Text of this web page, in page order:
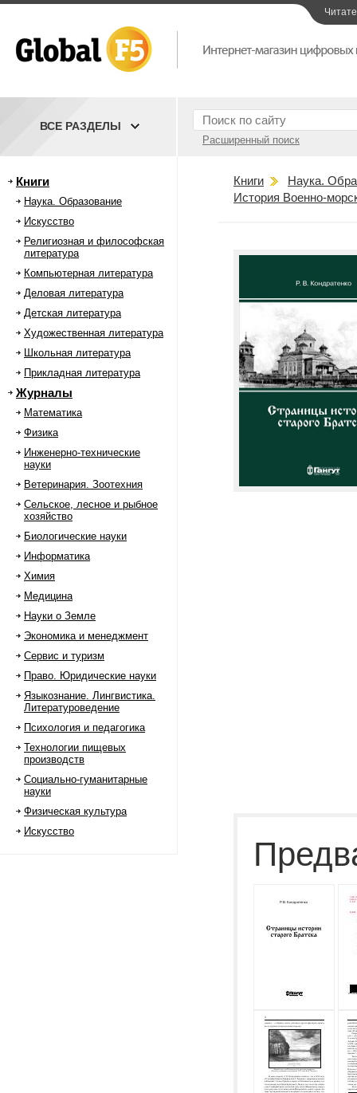
Расширенный поиск
ВСЕ РАЗДЕЛЫ
Книги
Наука. Образование
Искусство
Религиозная и философская
литература
Компьютерная литература
Деловая литература
Детская литература
Художественная литература
Школьная литература
Прикладная литература
Журналы
Математика
Физика
Инженерно-технические
науки
Ветеринария. Зоотехния
Сельское, лесное и рыбное
хозяйство
Биологические науки
Информатика
Химия
Медицина
Науки о Земле
Экономика и менеджмент
Сервис и туризм
Право. Юридические науки
Языкознание. Лингвистика.
Литературоведение
Психология и педагогика
Технологии пищевых
производств
Социально-гуманитарные
науки
Физическая культура
Искусство
Книги
Наука.
История Военно-